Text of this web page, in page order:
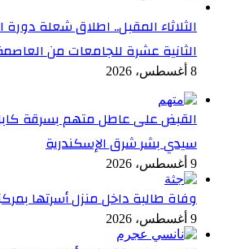
الثلاثاء المقبل.. اطلاق شعلة دورة
الثانية عشرة للجامعات من العاصمة
8 أغسطس، 2026
القبض على عاطل متهم بسرقة
سيدي بشر شرق الإسكندرية
9 أغسطس، 2026
وفاة طالبة داخل منزل أسرتها
9 أغسطس، 2026